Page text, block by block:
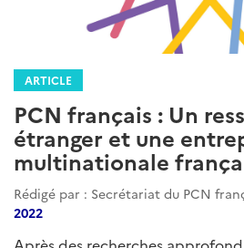
ARTICLE
PCN français : Un
étranger et une
multinationale
Rédigé par : Secrétariat du PCN
2022